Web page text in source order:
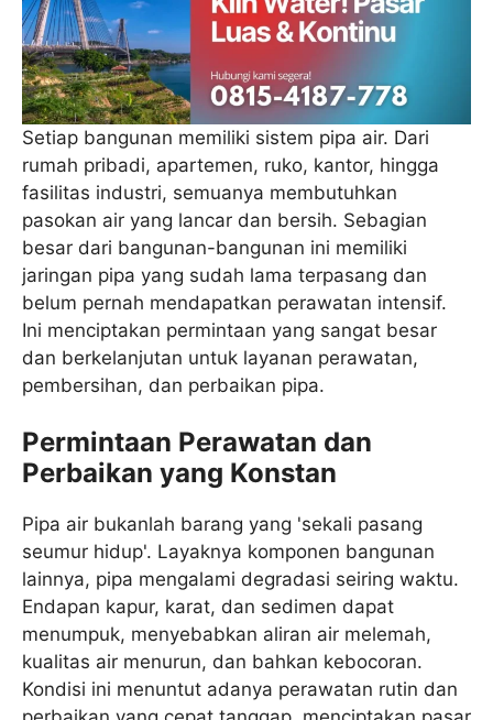
Setiap bangunan memiliki sistem pipa air. Dari
rumah pribadi, apartemen, ruko, kantor, hingga
fasilitas industri, semuanya membutuhkan
pasokan air yang lancar dan bersih. Sebagian
besar dari bangunan-bangunan ini memiliki
jaringan pipa yang sudah lama terpasang dan
belum pernah mendapatkan perawatan intensif.
Ini menciptakan permintaan yang sangat besar
dan berkelanjutan untuk layanan perawatan,
pembersihan, dan perbaikan pipa.
Permintaan Perawatan dan
Perbaikan yang Konstan
Pipa air bukanlah barang yang 'sekali pasang
seumur hidup'. Layaknya komponen bangunan
lainnya, pipa mengalami degradasi seiring waktu.
Endapan kapur, karat, dan sedimen dapat
menumpuk, menyebabkan aliran air melemah,
kualitas air menurun, dan bahkan kebocoran.
Kondisi ini menuntut adanya perawatan rutin dan